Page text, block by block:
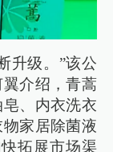
升级。”该公
介绍，青蒿
、内衣洗衣
家居除菌液
拓展市场渠